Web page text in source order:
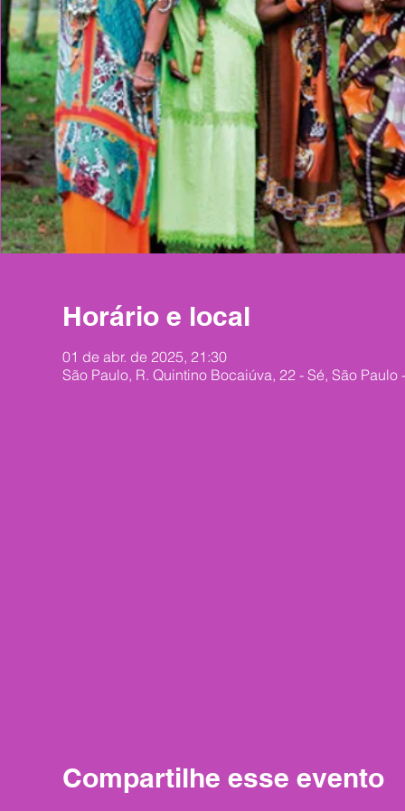
Horário e local
01 de abr. de 2025, 21:30
São Paulo, R. Quintino Bocaiúva, 22 - Sé, São Paulo
Compartilhe esse evento